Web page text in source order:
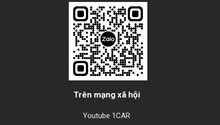
Trên mạng xã hội
Youtube 1CAR